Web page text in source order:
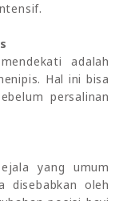
adalah
Hal ini bisa
persalinan
yang umum
disebabkan oleh